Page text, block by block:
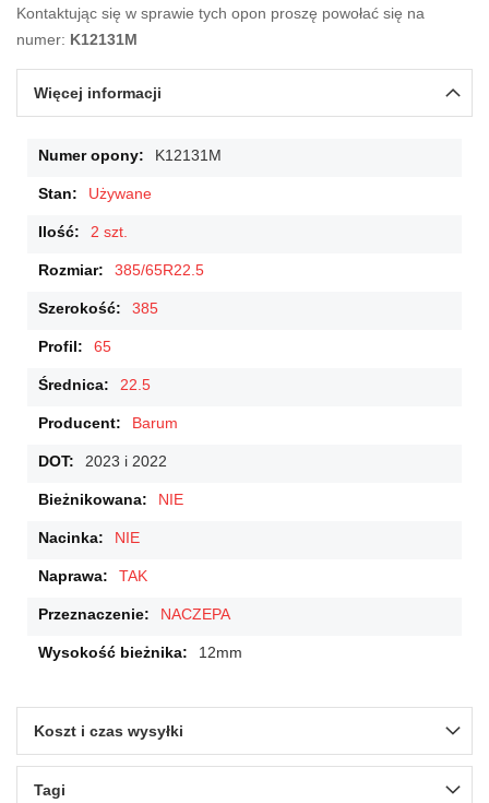
Kontaktując się w sprawie tych opon proszę powołać się na
numer: K12131M
Więcej informacji
Więcej
K12131M
Używane
2 szt.
385/65R22.5
385
65
22.5
Barum
2023 i 2022
NIE
NIE
TAK
NACZEPA
12mm
Koszt i czas wysyłki
Tagi